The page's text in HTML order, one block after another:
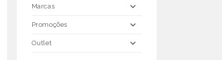
Marcas
Promoções
Outlet